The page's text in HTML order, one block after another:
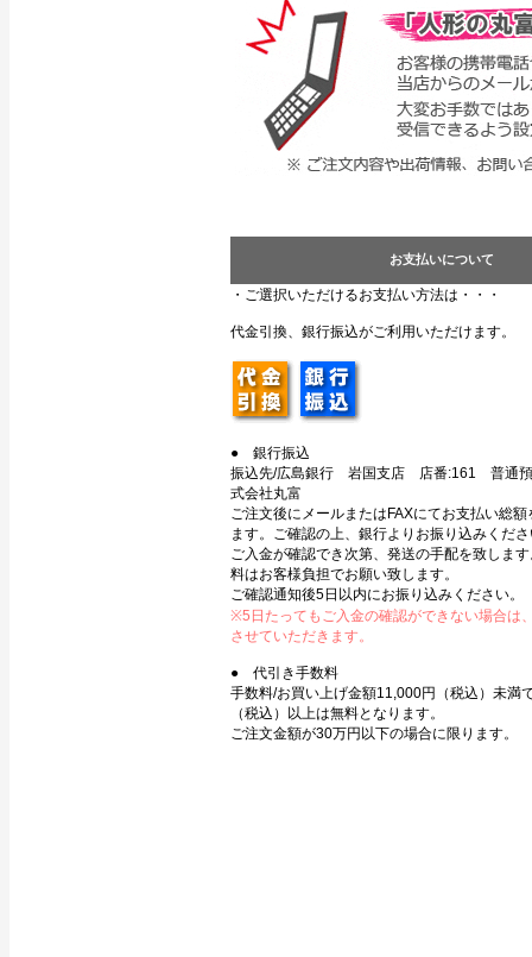
お支払いについて
・ご選択いただけるお支払い方法は・・・
代金引換、銀行振込がご利用いただけます。
● 銀行振込
振込先/広島銀行 岩国支店 店番:161 普通
式会社丸富
ご注文後にメールまたはFAXにてお支払い総
ます。ご確認の上、銀行よりお振り込みくだ
ご入金が確認でき次第、発送の手配を致しま
料はお客様負担でお願い致します。
ご確認通知後5日以内にお振り込みください。
※5日たってもご入金の確認ができない場合は
させていただきます。
● 代引き手数料
手数料/お買い上げ金額11,000円（税込）未満
（税込）以上は無料となります。
ご注文金額が30万円以下の場合に限ります。